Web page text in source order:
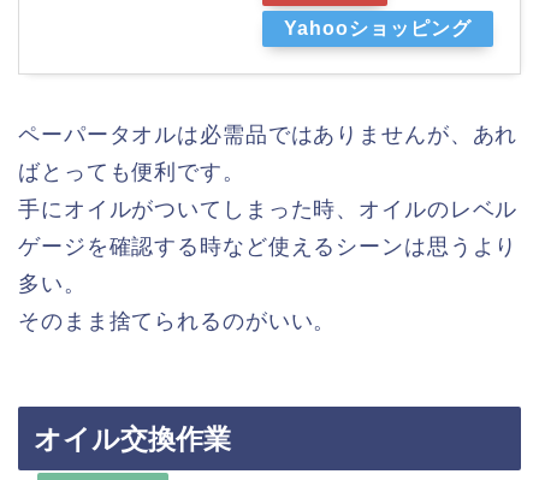
Yahooショッピング
ペーパータオルは必需品ではありませんが、あれ
ばとっても便利です。
手にオイルがついてしまった時、オイルのレベル
ゲージを確認する時など使えるシーンは思うより
多い。
そのまま捨てられるのがいい。
オイル交換作業